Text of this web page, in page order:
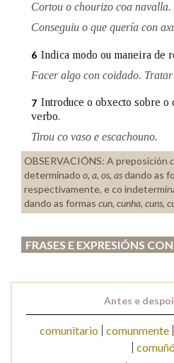
Cortou o chourizo coa navalla.
Conseguiu o que quería con
6 Indica modo ou maneira de
Facer algo con coidado.
7 Introduce o obxecto sobre o
verbo.
Tirou co vaso e escachouno.
OBSERVACIÓNS: A preposición
determinado o, a, os, asdando as
respectivamente, e co
dando as formas cun, cunha, cuns,
FRASES E EXPRESIÓNS CON
Antes e
comunitario comunmente